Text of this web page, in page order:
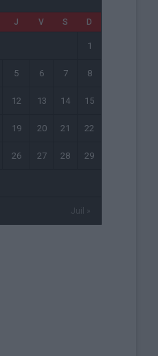
J V S D
Juil »
1
5 6 7 8
12 13 14 15
19 20 21 22
26 27 28 29